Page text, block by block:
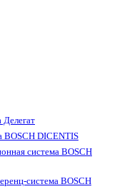
BOSCH DICENTIS
система BOSCH
система BOSCH